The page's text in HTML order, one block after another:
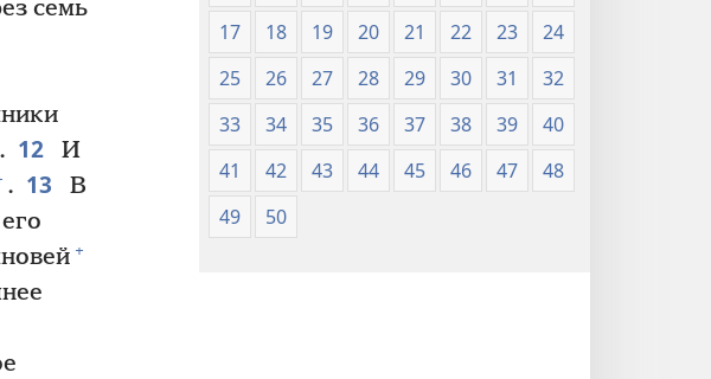
семь
. 12
И
. 13
В
+
17
18 19 20 21 22 23
24
25
26 27 28 29 30 31
32
33
34 35 36 37 38 39
40
41
42 43 44 45 46 47
48
49
50